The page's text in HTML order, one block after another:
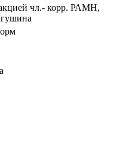
чл.- корр. РАМН,